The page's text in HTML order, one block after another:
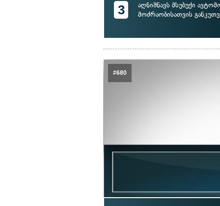
3
აღნიშნავს მსუბუქი
მოძრაობისათვის
#680